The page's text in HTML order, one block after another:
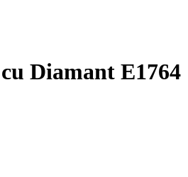
Diamant E1764